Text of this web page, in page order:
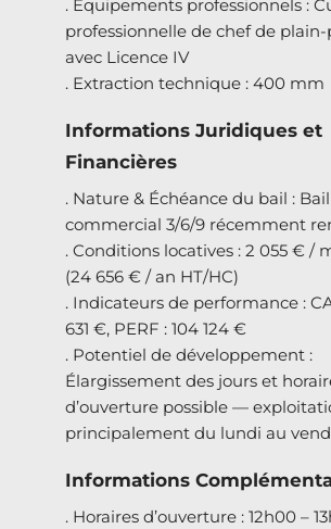
. Équipements professionnels :
professionnelle de chef de
avec Licence IV
. Extraction technique : 400 mm
Informations Juridiques et
Financières
. Nature & Échéance du bail : Bail
commercial 3/6/9 récemment
. Conditions locatives : 2 055 € /
(24 656 € / an HT/HC)
. Indicateurs de performance :
631 €, PERF : 104 124 €
. Potentiel de développement :
Élargissement des jours et
d’ouverture possible —
principalement du lundi au
Informations
. Horaires d’ouverture : 12h00 –